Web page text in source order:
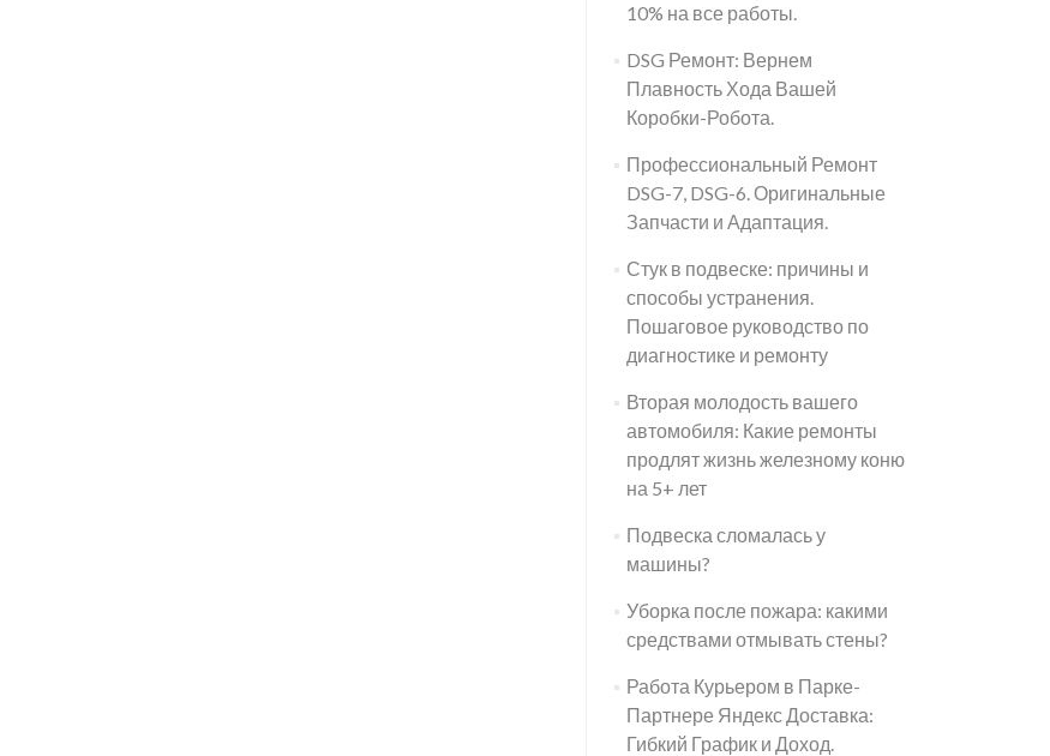
10% на все работы.
DSG Ремонт: Вернем
Плавность Хода Вашей
Коробки-Робота.
Профессиональный Ремонт
DSG-7, DSG-6. Оригинальные
Запчасти и Адаптация.
Стук в подвеске: причины и
способы устранения.
Пошаговое руководство по
диагностике и ремонту
Вторая молодость вашего
автомобиля: Какие ремонты
продлят жизнь железному коню
на 5+ лет
Подвеска сломалась у
машины?
Уборка после пожара: какими
средствами отмывать стены?
Работа Курьером в Парке-
Партнере Яндекс Доставка:
Гибкий График и Доход.